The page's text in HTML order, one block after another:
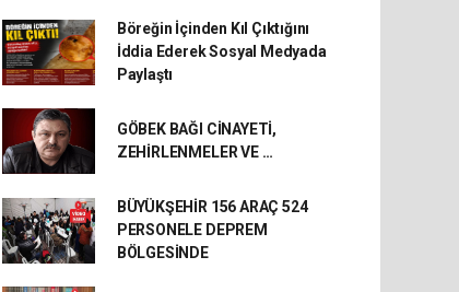
Böreğin İçinden Kıl Çıktığını
İddia Ederek Sosyal Medyada
Paylaştı
GÖBEK BAĞI CİNAYETİ,
ZEHİRLENMELER VE …
BÜYÜKŞEHİR 156 ARAÇ 524
PERSONELE DEPREM
BÖLGESİNDE